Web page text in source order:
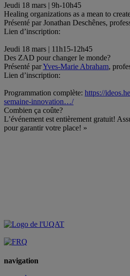
Jeudi 18 mars | 9h-10h45
Healing organizations as a mean to
Présenté par Jonathan Deschênes,
Lien d’inscription:
Jeudi 18 mars | 11h15-12h45
Des ZAD pour changer le monde?
Présenté parYves-Marie Abraham,
Lien d’inscription:
Programmation complète: https://
semaine-innovation…/
Combien ça coûte?
L’événement est entièrement gratuit!
pour garantir votre place! »
navigation